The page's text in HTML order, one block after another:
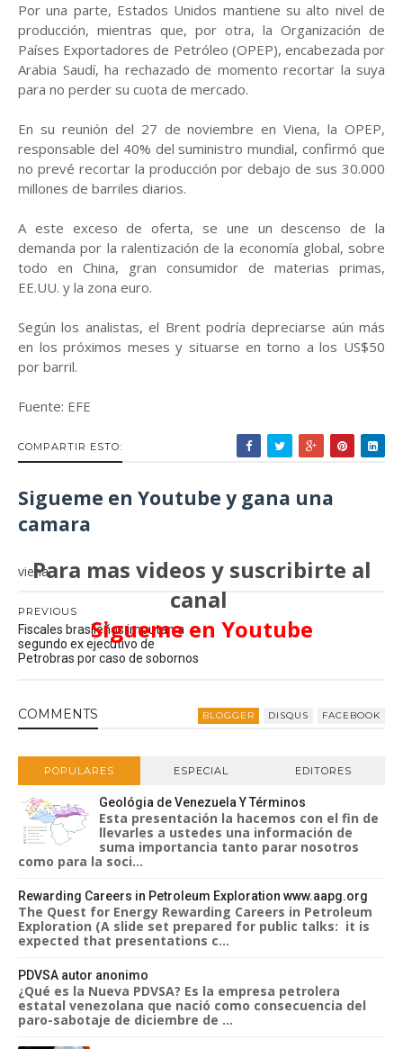
Por una parte, Estados Unidos mantiene su alto nivel de
producción, mientras que, por otra, la Organización de
Países Exportadores de Petróleo (OPEP), encabezada por
Arabia Saudí, ha rechazado de momento recortar la suya
para no perder su cuota de mercado.
En su reunión del 27 de noviembre en Viena, la OPEP,
responsable del 40% del suministro mundial, confirmó que
no prevé recortar la producción por debajo de sus 30.000
millones de barriles diarios.
A este exceso de oferta, se une un descenso de la
demanda por la ralentización de la economía global, sobre
todo en China, gran consumidor de materias primas,
EE.UU. y la zona euro.
Según los analistas, el Brent podría depreciarse aún más
en los próximos meses y situarse en torno a los US$50
por barril.
Fuente: EFE
COMPARTIR ESTO:
Sigueme en Youtube y gana una
camara
Para mas videos y suscribirte al
canal
Sigueme en Youtube
viena
PREVIOUS
Fiscales brasileños imputan a
segundo ex ejecutivo de
Petrobras por caso de sobornos
COMMENTS BLOGGER DISQUS FACEBOOK
POPULARES ESPECIAL EDITORES
Geológia de Venezuela Y Términos
Esta presentación la hacemos con el fin de
llevarles a ustedes una información de
suma importancia tanto parar nosotros
como para la soci...
Rewarding Careers in Petroleum Exploration www.aapg.org
The Quest for Energy Rewarding Careers in Petroleum
Exploration (A slide set prepared for public talks: it is
expected that presentations c...
PDVSA autor anonimo
¿Qué es la Nueva PDVSA? Es la empresa petrolera
estatal venezolana que nació como consecuencia del
paro-sabotaje de diciembre de ...